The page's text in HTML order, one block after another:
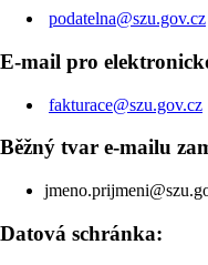
podatelna@szu.gov.cz
E-mail pro
fakturace@szu.gov.cz
Běžný tvar e-mailu
Datová schránka: